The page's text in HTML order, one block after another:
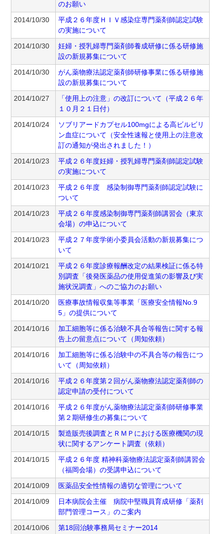
のお願い
2014/10/30
平成２６年度ＨＩＶ感染症専門薬剤師認定試験
の実施について
2014/10/30
妊婦・授乳婦専門薬剤師養成研修に係る研修施
設の新規募集について
2014/10/30
がん薬物療法認定薬剤師研修事業に係る研修施
設の新規募集について
2014/10/27
「使用上の注意」の改訂について（平成２６年
１０月２１日付）
2014/10/24
ソブリアードカプセル100mgによる高ビルビリ
ン血症について（安全性速報と使用上の注意改
訂の通知が発出されました！）
2014/10/23
平成２６年度妊婦・授乳婦専門薬剤師認定試験
の実施について
2014/10/23
平成２６年度 感染制御専門薬剤師認定試験に
ついて
2014/10/23
平成２６年度感染制御専門薬剤師講習会（東京
会場）の申込について
2014/10/23
平成２７年度学術小委員会活動の新規募集につ
いて
2014/10/21
平成２６年度診療報酬改定の結果検証に係る特
別調査「後発医薬品の使用促進策の影響及び実
施状況調査」へのご協力のお願い
2014/10/20
医療事故情報収集等事業「医療安全情報No.9
5」の提供について
2014/10/16
加工細胞等に係る治験不具合等報告に関する報
告上の留意点について（周知依頼）
2014/10/16
加工細胞等に係る治験中の不具合等の報告につ
いて（周知依頼）
2014/10/16
平成２６年度第２回がん薬物療法認定薬剤師の
認定申請の受付について
2014/10/16
平成２６年度がん薬物療法認定薬剤師研修事業
第２期研修生の募集について
2014/10/15
製造販売後調査とＲＭＰにおける医療機関の現
状に関するアンケート調査（依頼）
2014/10/15
平成２６年度 精神科薬物療法認定薬剤師講習会
（福岡会場）の受講申込について
2014/10/09
医薬品安全性情報の適切な管理について
2014/10/09
日本病院会主催 病院中堅職員育成研修「薬剤
部門管理コース」のご案内
2014/10/06
第18回治験事務局セミナー2014